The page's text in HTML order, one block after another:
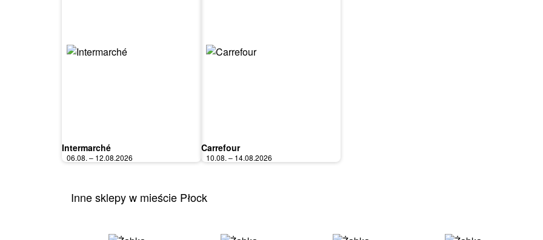
Intermarché
06.08. – 12.08.2026
Carrefour
10.08. – 14.08.2026
Inne sklepy w mieście Płock